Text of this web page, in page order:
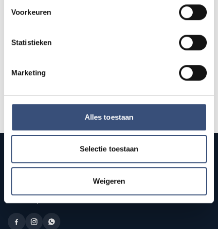
Voorkeuren
Statistieken
Marketing
Alles toestaan
Selectie toestaan
Weigeren
13 📍
Publieke streekomroep van Goeree-Overflakkee. Onafhankelijk